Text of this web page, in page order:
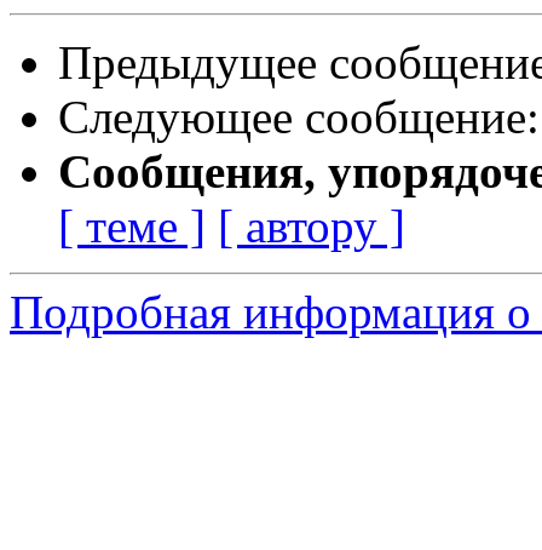
Предыдущее
Следующее
Сообщения,
[ теме ] [ автору ]
Подробная информация